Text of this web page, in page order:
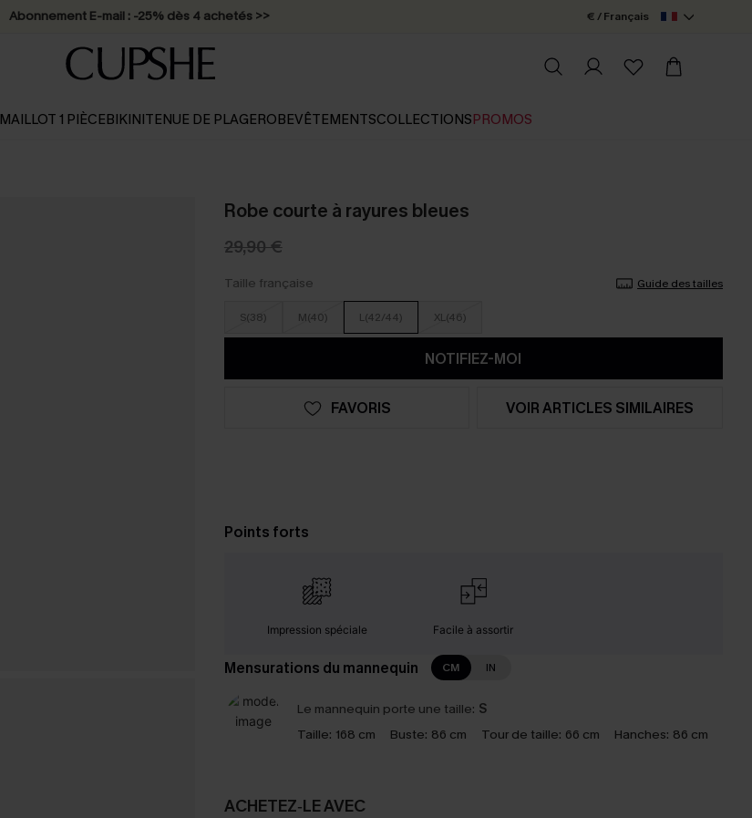
Abonnement E-mail : -25% dès 4 achetés >> € / Français
MAILLOT 1 PIÈCEBIKINITENUE DE PLAGEROBEVÊTEMENTSCOLLECTIONSPROMOS
Robe courte à rayures bleues
29,90 €
Taille française Guide des tailles
S(38) M(40) L(42/44) XL(46)
NOTIFIEZ-MOI
FAVORIS VOIR ARTICLES SIMILAIRES
Points forts
Impression spéciale Facile à assortir
Mensurations du mannequin CM IN
Le mannequin porte une taille: S
Taille: 168 cm Buste: 86 cm Tour de taille: 66 cm Hanches: 86 cm
ACHETEZ‑LE AVEC